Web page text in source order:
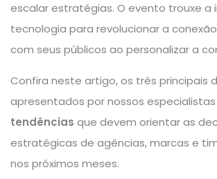
escalar estratégias. O evento trouxe a
tecnologia para revolucionar a
com seus públicos ao personalizar a
Confira neste artigo, os três principais
apresentados por nossos
tendências que devem orientar as
estratégicas de agências, marcas e
nos próximos meses.